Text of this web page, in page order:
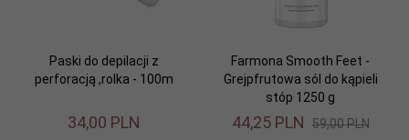
Paski do depilacji z
perforacją ,rolka - 100m
34,00 PLN
Farmona Smooth Feet -
Grejpfrutowa sól do kąpieli
stóp 1250 g
44,25 PLN 59,00 PLN